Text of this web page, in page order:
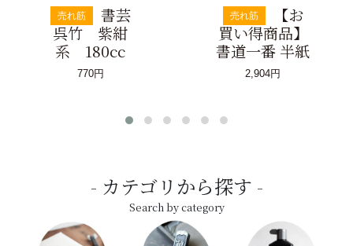
売れ筋
書芸
呉竹 紫紺
系 180cc
770円
売れ筋
【お
買い得商品】
書道一番 半紙
2,904円
カテゴリから探す
Search by category